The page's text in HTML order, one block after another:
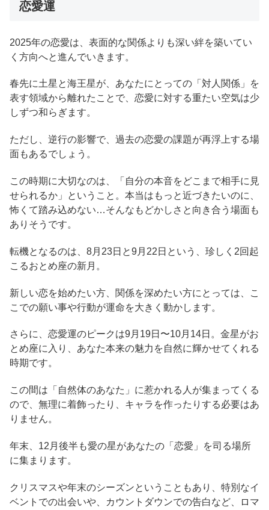
恋愛運
2025年の恋愛は、表面的な関係よりも深い絆を築いてい
く方向へと進んでいきます。
春先に土星と海王星が、あなたにとっての「対人関係」を
表す領域から離れたことで、恋愛に対する重たい空気は少
しずつ和らぎます。
ただし、逆行の影響で、過去の恋愛の課題が再浮上する場
面もあるでしょう。
この時期に大切なのは、「自分の本音をどこまで相手に見
せられるか」ということ。本当はもっと近づきたいのに、
怖くて踏み込めない…そんなもどかしさと向き合う場面も
ありそうです。
転機となるのは、8月23日と9月22日という、珍しく2回起
こるおとめ座の新月。
新しい恋を始めたい方、関係を深めたい方にとっては、こ
こでの願い事や行動が運命を大きく動かします。
さらに、恋愛運のピークは9月19日〜10月14日。金星がお
とめ座に入り、あなた本来の魅力を自然に輝かせてくれる
時期です。
この間は「自然体のあなた」に惹かれる人が集まってくる
ので、無理に着飾ったり、キャラを作ったりする必要はあ
りません。
年末、12月後半も愛の星があなたの「恋愛」を司る場所
に集まります。
クリスマスや年末のシーズンということもあり、特別なイ
ベントでの出会いや、カウントダウンでの告白など、ロマ